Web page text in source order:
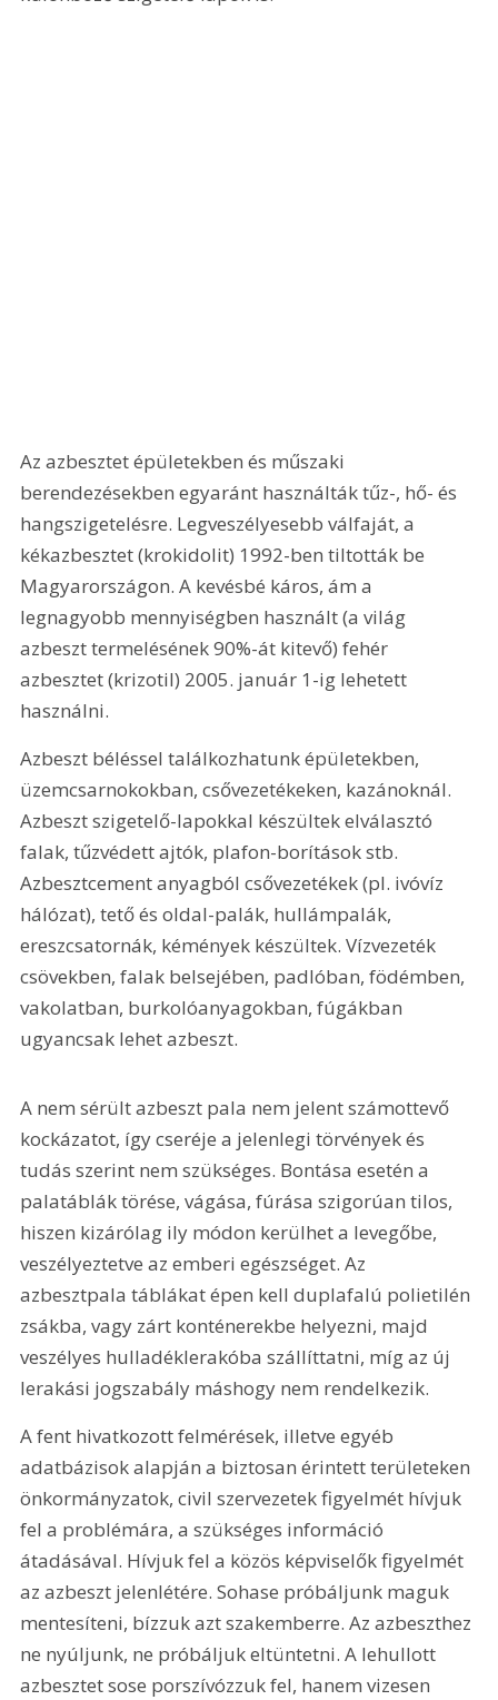
Az azbesztet épületekben és műszaki
berendezésekben egyaránt használták tűz-, hő- és
hangszigetelésre. Legveszélyesebb válfaját, a
kékazbesztet (krokidolit) 1992-ben tiltották be
Magyarországon. A kevésbé káros, ám a
legnagyobb mennyiségben használt (a világ
azbeszt termelésének 90%-át kitevő) fehér
azbesztet (krizotil) 2005. január 1-ig lehetett
használni.
Azbeszt béléssel találkozhatunk épületekben,
üzemcsarnokokban, csővezeté­keken, kazánoknál.
Azbeszt szigetelő-lapokkal készültek elválasztó
falak, tűzvédett ajtók, plafon-borítások stb.
Azbesztcement anyagból csővezetékek (pl. ivóvíz
hálózat), tető és oldal-palák, hullámpalák,
ereszcsatornák, kémények készültek. Vízvezeték
csövekben, falak belsejében, padlóban, födémben,
vakolatban, burkolóanyagokban, fúgákban
ugyancsak lehet azbeszt.
A nem sérült azbeszt pala nem jelent számottevő
kockázatot, így cseréje a jelenlegi törvények és
tudás szerint nem szükséges. Bontása esetén a
palatáblák törése, vágása, fúrása szigorúan tilos,
hiszen kizárólag ily módon kerülhet a levegőbe,
veszélyeztetve az emberi egészséget. Az
azbesztpala táblákat épen kell duplafalú polietilén
zsákba, vagy zárt konténerekbe helyezni, majd
veszélyes hulladéklerakóba szállíttatni, míg az új
lerakási jogszabály máshogy nem rendelkezik.
A fent hivatkozott felmérések, illetve egyéb
adatbázisok alapján a biztosan érintett területeken
önkormányzatok, civil szervezetek figyelmét hívjuk
fel a problémára, a szükséges információ
átadásával. Hívjuk fel a közös képviselők figyelmét
az azbeszt jelenlétére. Sohase próbáljunk maguk
mentesíteni, bízzuk azt szakemberre. Az azbeszthez
ne nyúljunk, ne próbáljuk eltüntetni. A lehullott
azbesztet sose porszívózzuk fel, hanem vizesen